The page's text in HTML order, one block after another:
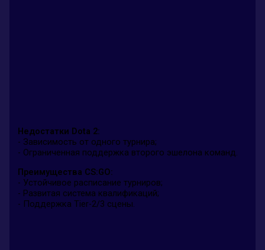
Недостатки Dota 2:
- Зависимость от одного турнира;
- Ограниченная поддержка второго эшелона команд.
Преимущества CS:GO:
- Устойчивое расписание турниров;
- Развитая система квалификаций;
- Поддержка Tier-2/3 сцены.